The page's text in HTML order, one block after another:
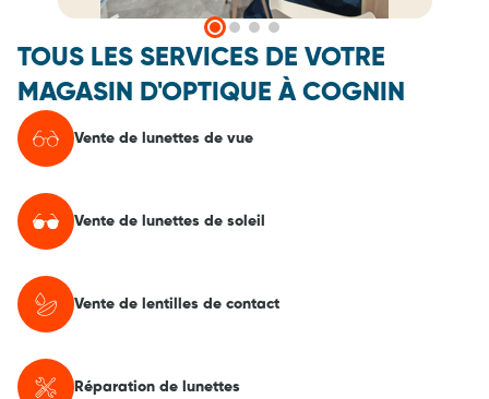
TOUS LES SERVICES DE VOTRE
MAGASIN D'OPTIQUE À COGNIN
Vente de lunettes de vue
Vente de lunettes de soleil
Vente de lentilles de contact
Réparation de lunettes